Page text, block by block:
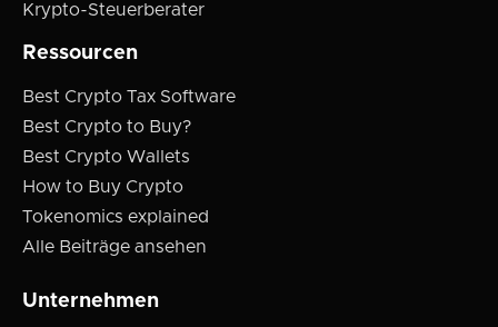
Krypto-Steuerberater
Ressourcen
Best Crypto Tax Software
Best Crypto to Buy?
Best Crypto Wallets
How to Buy Crypto
Tokenomics explained
Alle Beiträge ansehen
Unternehmen